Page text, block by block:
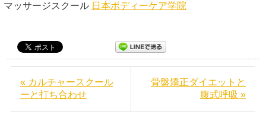
マッサージスクール 日本ボディーケア学院
« カルチャースクール
ーと打ち合わせ
骨盤矯正ダイエットと
腹式呼吸 »